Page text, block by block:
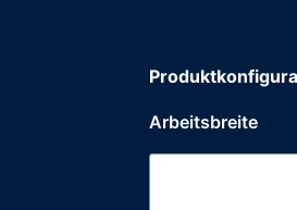
Arbeitsbreite